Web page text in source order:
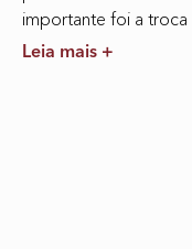
importante foi a troca
Leia mais +